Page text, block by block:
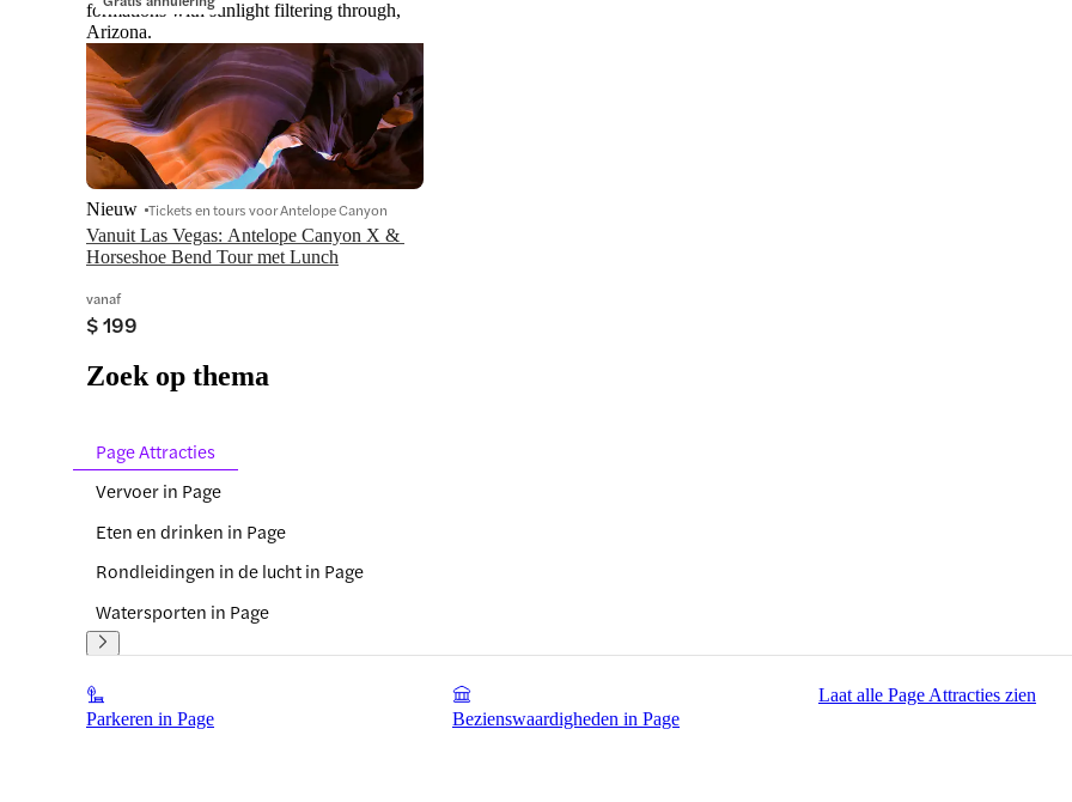
formations with sunlight filtering through,
Arizona.
Vanuit Las Vegas: Antelope Canyon X &
Horseshoe Bend Tour met Lunch
Nieuw Tickets en tours voor Antelope Canyon
vanaf
$ 199
Zoek op thema
Page Attracties
Vervoer in Page
Eten en drinken in Page
Rondleidingen in de lucht in Page
Watersporten in Page
Parkeren in Page Bezienswaardigheden in Page
Laat alle Page Attracties zien